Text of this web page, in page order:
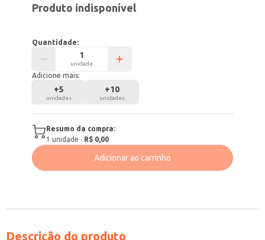
Produto indisponível
Quantidade:
unidade
Adicione mais:
+5
unidades
+10
unidades
Resumo da compra:
1 unidade · R$ 0,00
Adicionar ao carrinho
Descrição do produto